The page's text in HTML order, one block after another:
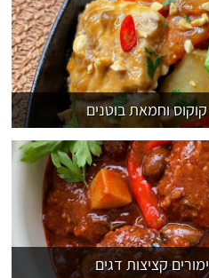
וחמאת בוטנים
קציצות דגים